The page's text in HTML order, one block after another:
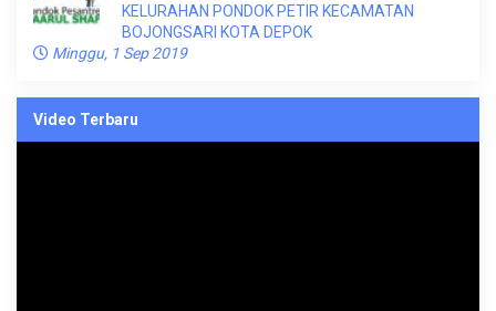
KELURAHAN PONDOK PETIR KECAMATAN
BOJONGSARI KOTA DEPOK
Minggu, 1 Sep 2019
Video Terbaru